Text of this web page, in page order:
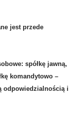
jest przede
spółkę jawną,
komandytowo –
odpowiedzialnościąi